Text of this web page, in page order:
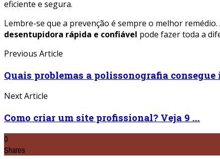
eficiente e segura.
Lembre-se que a prevenção é sempre o melhor
desentupidora rápida e confiável pode fazer toda a
Previous Article
Quais problemas a polissonografia
Next Article
Como criar um site profissional? Veja 9 ...
0
Shares